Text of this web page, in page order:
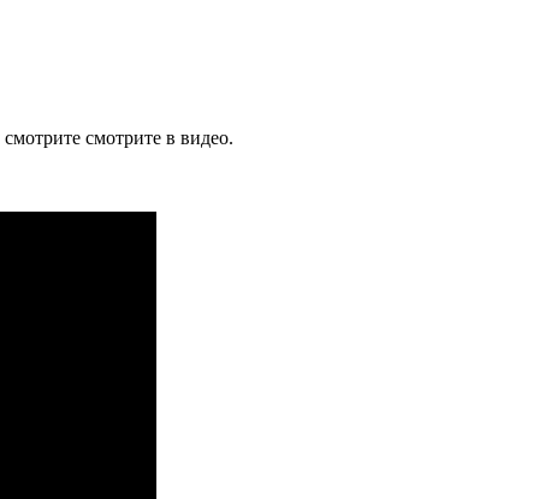
смотрите в видео.